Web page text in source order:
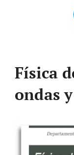
Física
ondas